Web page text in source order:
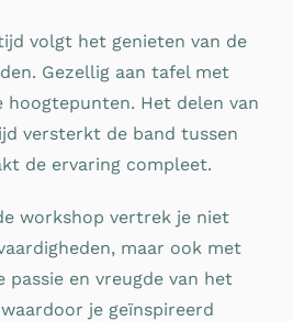
volgt het genieten van de
Gezellig aan tafel met
hoogtepunten. Het delen van
versterkt de band tussen
de ervaring compleet.
workshop vertrek je niet
maar ook met
passie en vreugde van het
je geïnspireerd